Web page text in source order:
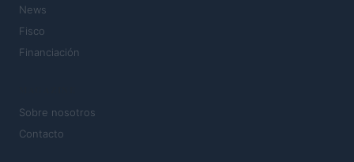
News
Fisco
Financiación
Sobre nosotros
Contacto